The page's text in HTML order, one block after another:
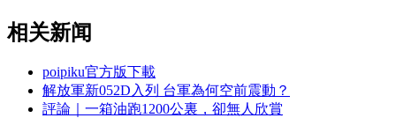
相关新闻
poipiku官方版下載
解放軍新052D入列 台軍為何空前震動？
評論｜一箱油跑1200公裏，卻無人欣賞